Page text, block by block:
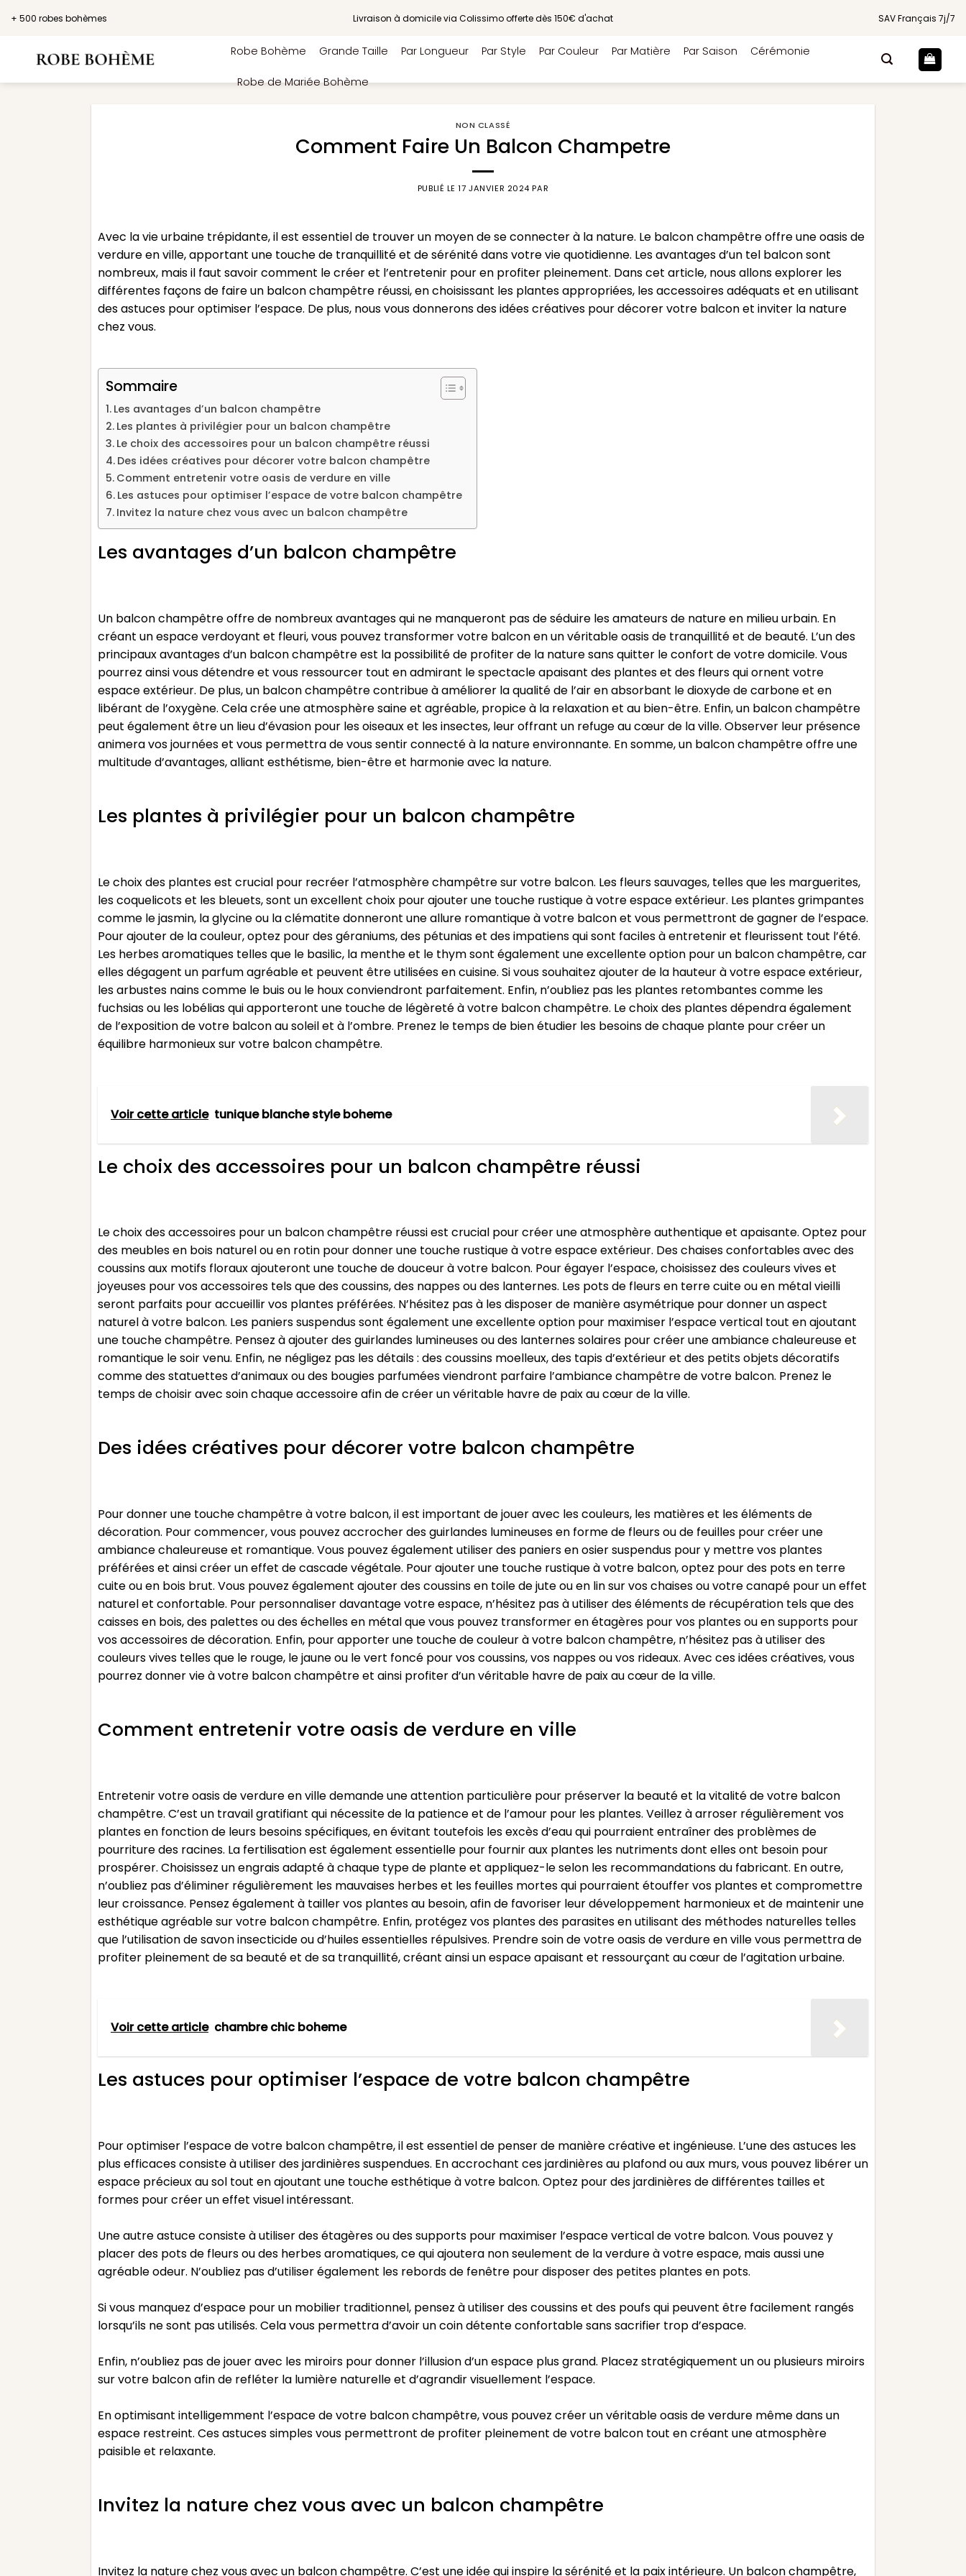
+ 500 robes bohèmes Livraison à domicile via Colissimo offerte dès 150€ d'achat SAV Français 7j/7
Robe Bohème Grande Taille Par Longueur Par Style Par Couleur Par Matière Par Saison Cérémonie
Robe de Mariée Bohème
NON CLASSÉ
Comment Faire Un Balcon Champetre
PUBLIÉ LE17 JANVIER 2024 PAR
Avec la vie urbaine trépidante, il est essentiel de trouver un moyen de se connecter à la nature. Le balcon champêtre offre une oasis de
verdure en ville, apportant une touche de tranquillité et de sérénité dans votre vie quotidienne. Les avantages d’un tel balcon sont
nombreux, mais il faut savoir comment le créer et l’entretenir pour en profiter pleinement. Dans cet article, nous allons explorer les
différentes façons de faire un balcon champêtre réussi, en choisissant les plantes appropriées, les accessoires adéquats et en utilisant
des astuces pour optimiser l’espace. De plus, nous vous donnerons des idées créatives pour décorer votre balcon et inviter la nature
chez vous.
Sommaire
Les avantages d’un balcon champêtre
Les plantes à privilégier pour un balcon champêtre
Le choix des accessoires pour un balcon champêtre réussi
Des idées créatives pour décorer votre balcon champêtre
Comment entretenir votre oasis de verdure en ville
Les astuces pour optimiser l’espace de votre balcon champêtre
Invitez la nature chez vous avec un balcon champêtre
Les avantages d’un balcon champêtre
Un balcon champêtre offre de nombreux avantages qui ne manqueront pas de séduire les amateurs de nature en milieu urbain. En
créant un espace verdoyant et fleuri, vous pouvez transformer votre balcon en un véritable oasis de tranquillité et de beauté. L’un des
principaux avantages d’un balcon champêtre est la possibilité de profiter de la nature sans quitter le confort de votre domicile. Vous
pourrez ainsi vous détendre et vous ressourcer tout en admirant le spectacle apaisant des plantes et des fleurs qui ornent votre
espace extérieur. De plus, un balcon champêtre contribue à améliorer la qualité de l’air en absorbant le dioxyde de carbone et en
libérant de l’oxygène. Cela crée une atmosphère saine et agréable, propice à la relaxation et au bien-être. Enfin, un balcon champêtre
peut également être un lieu d’évasion pour les oiseaux et les insectes, leur offrant un refuge au cœur de la ville. Observer leur présence
animera vos journées et vous permettra de vous sentir connecté à la nature environnante. En somme, un balcon champêtre offre une
multitude d’avantages, alliant esthétisme, bien-être et harmonie avec la nature.
Les plantes à privilégier pour un balcon champêtre
Le choix des plantes est crucial pour recréer l’atmosphère champêtre sur votre balcon. Les fleurs sauvages, telles que les marguerites,
les coquelicots et les bleuets, sont un excellent choix pour ajouter une touche rustique à votre espace extérieur. Les plantes grimpantes
comme le jasmin, la glycine ou la clématite donneront une allure romantique à votre balcon et vous permettront de gagner de l’espace.
Pour ajouter de la couleur, optez pour des géraniums, des pétunias et des impatiens qui sont faciles à entretenir et fleurissent tout l’été.
Les herbes aromatiques telles que le basilic, la menthe et le thym sont également une excellente option pour un balcon champêtre, car
elles dégagent un parfum agréable et peuvent être utilisées en cuisine. Si vous souhaitez ajouter de la hauteur à votre espace extérieur,
les arbustes nains comme le buis ou le houx conviendront parfaitement. Enfin, n’oubliez pas les plantes retombantes comme les
fuchsias ou les lobélias qui apporteront une touche de légèreté à votre balcon champêtre. Le choix des plantes dépendra également
de l’exposition de votre balcon au soleil et à l’ombre. Prenez le temps de bien étudier les besoins de chaque plante pour créer un
équilibre harmonieux sur votre balcon champêtre.
Voir cette article tunique blanche style boheme
Le choix des accessoires pour un balcon champêtre réussi
Le choix des accessoires pour un balcon champêtre réussi est crucial pour créer une atmosphère authentique et apaisante. Optez pour
des meubles en bois naturel ou en rotin pour donner une touche rustique à votre espace extérieur. Des chaises confortables avec des
coussins aux motifs floraux ajouteront une touche de douceur à votre balcon. Pour égayer l’espace, choisissez des couleurs vives et
joyeuses pour vos accessoires tels que des coussins, des nappes ou des lanternes. Les pots de fleurs en terre cuite ou en métal vieilli
seront parfaits pour accueillir vos plantes préférées. N’hésitez pas à les disposer de manière asymétrique pour donner un aspect
naturel à votre balcon. Les paniers suspendus sont également une excellente option pour maximiser l’espace vertical tout en ajoutant
une touche champêtre. Pensez à ajouter des guirlandes lumineuses ou des lanternes solaires pour créer une ambiance chaleureuse et
romantique le soir venu. Enfin, ne négligez pas les détails : des coussins moelleux, des tapis d’extérieur et des petits objets décoratifs
comme des statuettes d’animaux ou des bougies parfumées viendront parfaire l’ambiance champêtre de votre balcon. Prenez le
temps de choisir avec soin chaque accessoire afin de créer un véritable havre de paix au cœur de la ville.
Des idées créatives pour décorer votre balcon champêtre
Pour donner une touche champêtre à votre balcon, il est important de jouer avec les couleurs, les matières et les éléments de
décoration. Pour commencer, vous pouvez accrocher des guirlandes lumineuses en forme de fleurs ou de feuilles pour créer une
ambiance chaleureuse et romantique. Vous pouvez également utiliser des paniers en osier suspendus pour y mettre vos plantes
préférées et ainsi créer un effet de cascade végétale. Pour ajouter une touche rustique à votre balcon, optez pour des pots en terre
cuite ou en bois brut. Vous pouvez également ajouter des coussins en toile de jute ou en lin sur vos chaises ou votre canapé pour un effet
naturel et confortable. Pour personnaliser davantage votre espace, n’hésitez pas à utiliser des éléments de récupération tels que des
caisses en bois, des palettes ou des échelles en métal que vous pouvez transformer en étagères pour vos plantes ou en supports pour
vos accessoires de décoration. Enfin, pour apporter une touche de couleur à votre balcon champêtre, n’hésitez pas à utiliser des
couleurs vives telles que le rouge, le jaune ou le vert foncé pour vos coussins, vos nappes ou vos rideaux. Avec ces idées créatives, vous
pourrez donner vie à votre balcon champêtre et ainsi profiter d’un véritable havre de paix au cœur de la ville.
Comment entretenir votre oasis de verdure en ville
Entretenir votre oasis de verdure en ville demande une attention particulière pour préserver la beauté et la vitalité de votre balcon
champêtre. C’est un travail gratifiant qui nécessite de la patience et de l’amour pour les plantes. Veillez à arroser régulièrement vos
plantes en fonction de leurs besoins spécifiques, en évitant toutefois les excès d’eau qui pourraient entraîner des problèmes de
pourriture des racines. La fertilisation est également essentielle pour fournir aux plantes les nutriments dont elles ont besoin pour
prospérer. Choisissez un engrais adapté à chaque type de plante et appliquez-le selon les recommandations du fabricant. En outre,
n’oubliez pas d’éliminer régulièrement les mauvaises herbes et les feuilles mortes qui pourraient étouffer vos plantes et compromettre
leur croissance. Pensez également à tailler vos plantes au besoin, afin de favoriser leur développement harmonieux et de maintenir une
esthétique agréable sur votre balcon champêtre. Enfin, protégez vos plantes des parasites en utilisant des méthodes naturelles telles
que l’utilisation de savon insecticide ou d’huiles essentielles répulsives. Prendre soin de votre oasis de verdure en ville vous permettra de
profiter pleinement de sa beauté et de sa tranquillité, créant ainsi un espace apaisant et ressourçant au cœur de l’agitation urbaine.
Voir cette article chambre chic boheme
Les astuces pour optimiser l’espace de votre balcon champêtre
Pour optimiser l’espace de votre balcon champêtre, il est essentiel de penser de manière créative et ingénieuse. L’une des astuces les
plus efficaces consiste à utiliser des jardinières suspendues. En accrochant ces jardinières au plafond ou aux murs, vous pouvez libérer un
espace précieux au sol tout en ajoutant une touche esthétique à votre balcon. Optez pour des jardinières de différentes tailles et
formes pour créer un effet visuel intéressant.
Une autre astuce consiste à utiliser des étagères ou des supports pour maximiser l’espace vertical de votre balcon. Vous pouvez y
placer des pots de fleurs ou des herbes aromatiques, ce qui ajoutera non seulement de la verdure à votre espace, mais aussi une
agréable odeur. N’oubliez pas d’utiliser également les rebords de fenêtre pour disposer des petites plantes en pots.
Si vous manquez d’espace pour un mobilier traditionnel, pensez à utiliser des coussins et des poufs qui peuvent être facilement rangés
lorsqu’ils ne sont pas utilisés. Cela vous permettra d’avoir un coin détente confortable sans sacrifier trop d’espace.
Enfin, n’oubliez pas de jouer avec les miroirs pour donner l’illusion d’un espace plus grand. Placez stratégiquement un ou plusieurs miroirs
sur votre balcon afin de refléter la lumière naturelle et d’agrandir visuellement l’espace.
En optimisant intelligemment l’espace de votre balcon champêtre, vous pouvez créer un véritable oasis de verdure même dans un
espace restreint. Ces astuces simples vous permettront de profiter pleinement de votre balcon tout en créant une atmosphère
paisible et relaxante.
Invitez la nature chez vous avec un balcon champêtre
Invitez la nature chez vous avec un balcon champêtre. C’est une idée qui inspire la sérénité et la paix intérieure. Un balcon champêtre,